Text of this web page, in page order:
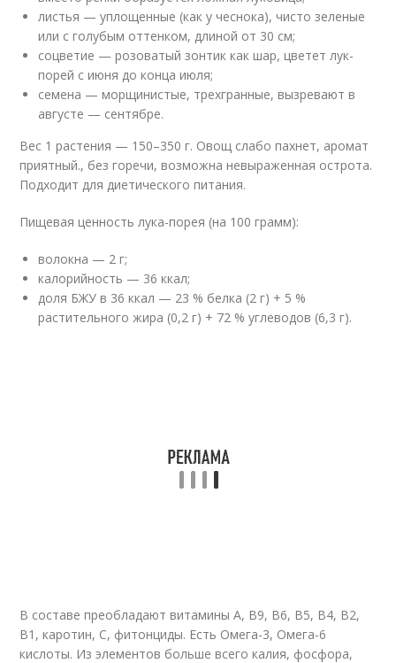
листья — уплощенные (как у чеснока), чисто зеленые
или с голубым оттенком, длиной от 30 см;
соцветие — розоватый зонтик как шар, цветет лук-
порей с июня до конца июля;
семена — морщинистые, трехгранные, вызревают в
августе — сентябре.
Вес 1 растения — 150–350 г. Овощ слабо пахнет, аромат
приятный., без горечи, возможна невыраженная острота.
Подходит для диетического питания.
Пищевая ценность лука-порея (на 100 грамм):
волокна — 2 г;
калорийность — 36 ккал;
доля БЖУ в 36 ккал — 23 % белка (2 г) + 5 %
растительного жира (0,2 г) + 72 % углеводов (6,3 г).
В составе преобладают витамины A, B9, B6, B5, B4, B2,
B1 , каротин, C, фитонциды. Есть Омега-3, Омега-6
кислоты. Из элементов больше всего калия, фосфора,